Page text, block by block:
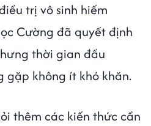
trị vô sinh hiếm
Cường đã quyết định
thời gian đầu
gặp không ít khó khăn.
thêm các kiến thức cần